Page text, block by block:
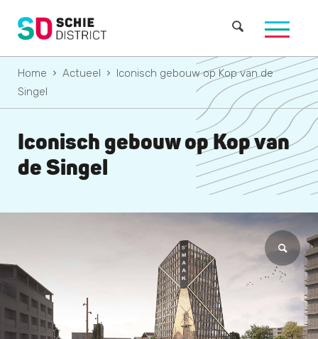
Home Actueel
Iconisch gebouw op Kop van de
Singel
Iconisch gebouw op Kop van
de Singel